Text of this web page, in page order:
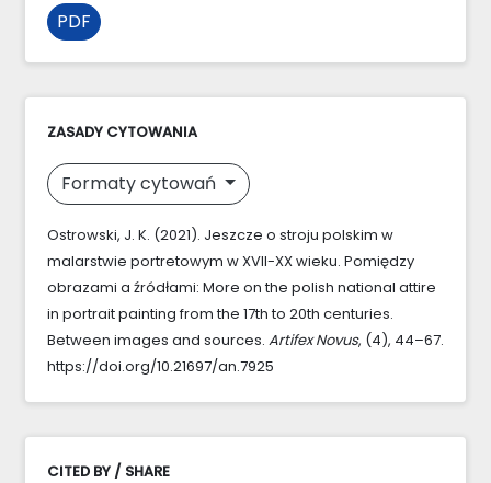
PDF
ZASADY CYTOWANIA
Formaty cytowań
Ostrowski, J. K. (2021). Jeszcze o stroju polskim w
malarstwie portretowym w XVII-XX wieku. Pomiędzy
obrazami a źródłami: More on the polish national attire
in portrait painting from the 17th to 20th centuries.
Between images and sources. Artifex Novus, (4), 44–67.
https://doi.org/10.21697/an.7925
CITED BY / SHARE